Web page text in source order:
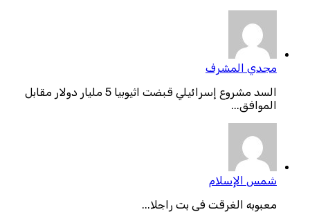
مجدي المشرف
السد مشروع إسرائيلي قبضت اثيوبيا 5 مليار دولار مقابل
الموافق...
شمس الإسلام
معبوبه الغرقت فى بت راجلا...